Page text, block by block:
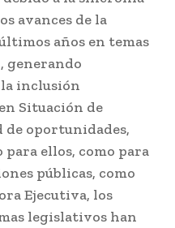
avances de la
años en temas
generando
inclusión
Situación de
de oportunidades,
ellos, como para
públicas, como
Ejecutiva, los
legislativos han